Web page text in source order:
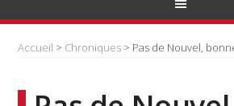
Accueil > Chroniques > Pas de Nouvel,